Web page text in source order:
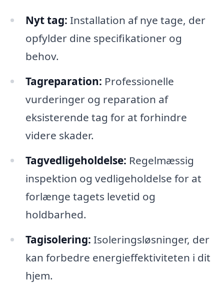
Nyt tag: Installation af nye tage, der
opfylder dine specifikationer og
behov.
Tagreparation: Professionelle
vurderinger og reparation af
eksisterende tag for at forhindre
videre skader.
Tagvedligeholdelse: Regelmæssig
inspektion og vedligeholdelse for at
forlænge tagets levetid og
holdbarhed.
Tagisolering: Isoleringsløsninger, der
kan forbedre energieffektiviteten i dit
hjem.